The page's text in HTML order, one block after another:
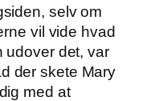
selv om
vil vide hvad
udover det, var
der skete Mary
med at